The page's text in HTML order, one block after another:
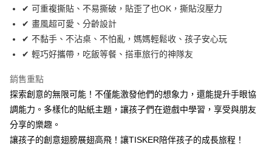
街口支付
悠遊付
ATM付款
運送方式
宅配
每筆NT$200，滿NT$2,000(含以上)免運費
便利袋
✔ 可重複撕貼、不易撕破，貼歪了也OK，撕貼沒壓力
✔ 畫風超可愛、分齡設計
✔ 不黏手、不沾桌、不怕亂，媽媽輕鬆收、孩子安心玩
✔ 輕巧好攜帶，吃飯等餐、搭車旅行的神隊友
銷售重點
探索創意的無限可能！不僅能激發他們的想象力，還能提升手眼協
調能力。多樣化的貼紙主題，讓孩子們在遊戲中學習，享受與朋友
分享的樂趣。
讓孩子的創意翅膀展翅高飛！讓TISKER陪伴孩子的成長旅程！